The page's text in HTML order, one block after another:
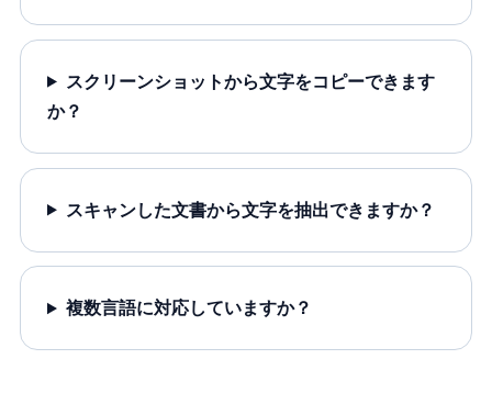
スクリーンショットから文字をコピーできます
か？
スキャンした文書から文字を抽出できますか？
複数言語に対応していますか？